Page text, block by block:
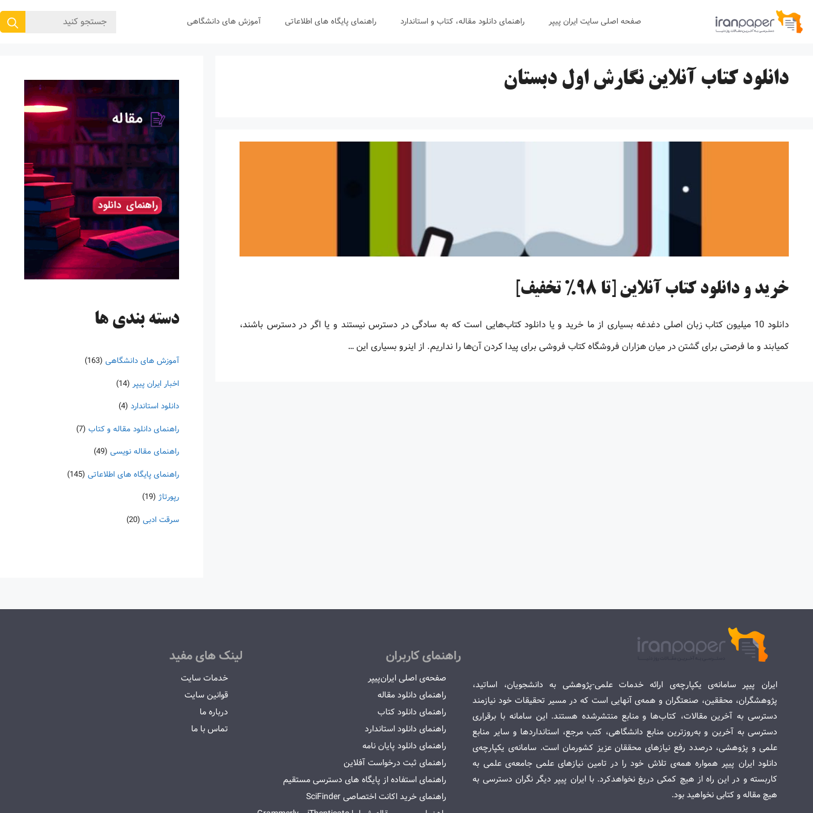
پرش
صفحه اصلی سایت ایران پیپر راهنمای دانلود مقاله، کتاب و استاندارد راهنمای پایگاه های اطلاعاتی آموزش های دانشگاهی
جستجوی
دانلود کتاب آنلاین نگارش اول دبستان
خرید و دانلود کتاب آنلاین [تا 98% تخفیف]
دانلود 10 میلیون کتاب زبان اصلی دغدغه بسیاری از ما خرید و یا دانلود کتاب‌هایی است که به سادگی در دسترس نیستند و یا اگر در دسترس باشند،
کمیابند و ما فرصتی برای گشتن در میان هزاران فروشگاه کتاب فروشی برای پیدا کردن آن‌ها را نداریم. از اینرو بسیاری این …
دسته‌ بندی ها
آموزش های دانشگاهی (163)
اخبار ایران پیپر (14)
دانلود استاندارد (4)
راهنمای دانلود مقاله و کتاب (7)
راهنمای مقاله نویسی (49)
راهنمای پایگاه های اطلاعاتی (145)
رپورتاژ (19)
سرقت ادبی (20)
ایران پیپر سامانه‌ی یکپارچه‌ی ارائه خدمات علمی-پژوهشی به دانشجویان، اساتید،
پژوهشگران، محققین، صنعتگران و همه‌ی آنهایی است که در مسیر تحقیقات خود نیازمند
دسترسی به آخرین مقالات، کتاب‌ها و منابع منتشرشده هستند. این سامانه با برقراری
دسترسی به آخرین و به‌روزترین منابع دانشگاهی، کتب مرجع، استانداردها و سایر منابع
علمی و پژوهشی، درصدد رفع نیازهای محققان عزیز کشورمان است. سامانه‌ی یکپارچه‌ی
دانلود ایران پیپر همواره همه‌ی تلاش خود را در تامین نیازهای علمی جامعه‌ی علمی به
کاربسته و در این راه از هیچ کمکی دریغ نخواهدکرد. با ایران پیپر دیگر نگران دسترسی به
هیچ مقاله و کتابی نخواهید بود.
راهنمای کاربران
صفحه‌ی اصلی ایران‌پیپر
راهنمای دانلود مقاله
راهنمای دانلود کتاب
راهنمای دانلود استاندارد
راهنمای دانلود پایان نامه
راهنمای ثبت درخواست آفلاین
راهنمای استفاده از پایگاه های دسترسی مستقیم
راهنمای خرید اکانت اختصاصی SciFinder
لینک های مفید
خدمات سایت
قوانین سایت
درباره ما
تماس با ما